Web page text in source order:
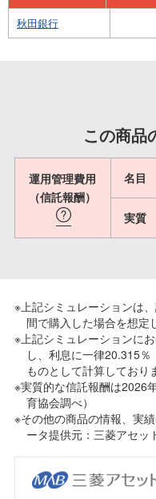
秋田銀行
この商品
運用管理費用
（信託報酬）
名目
実質
※上記シミュレーションは
間で購入した場合を想定
※上記シミュレーションに
し、利息に一律20.315
ものとして計算しており
※実質的な信託報酬は2026
育協会調べ）
※その他の商品の情報、実
ータ提供元：三菱アセッ